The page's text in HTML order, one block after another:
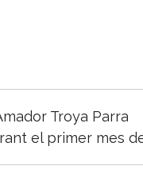
Troya Parra
el primer mes